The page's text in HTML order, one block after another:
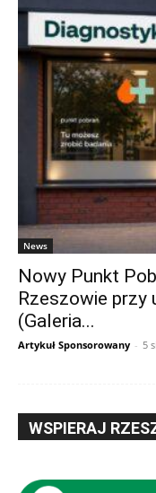
News
Nowy Punkt
Rzeszowie przy
(Galeria...
Artykuł Sponsorowany - 5
WSPIERAJ